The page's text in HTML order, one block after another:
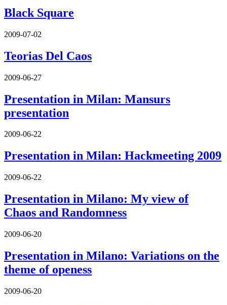
Black Square
2009-07-02
Teorias Del Caos
2009-06-27
Presentation in Milan: Mansurs
presentation
2009-06-22
Presentation in Milan: Hackmeeting 2009
2009-06-22
Presentation in Milano: My view of
Chaos and Randomness
2009-06-20
Presentation in Milano: Variations on the
theme of openess
2009-06-20